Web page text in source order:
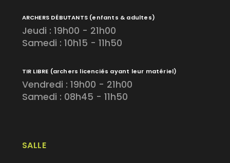
SALLE
ARCHERS DÉBUTANTS (enfants & adultes)
Jeudi : 19h00 - 21h00
Samedi : 10h15 - 11h50
TIR LIBRE (archers licenciés ayant leur matériel)
Vendredi : 19h00 - 21h00
Samedi : 08h45 - 11h50